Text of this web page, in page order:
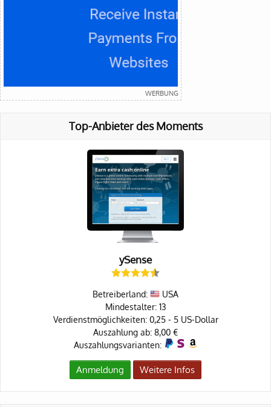
Top-Anbieter des Moments
ySense
Betreiberland:
USA
Mindestalter: 13
Verdienstmöglichkeiten: 0,25 - 5 US-Dollar
Auszahlung ab: 8,00 €
Auszahlungsvarianten:
Anmeldung Weitere Infos